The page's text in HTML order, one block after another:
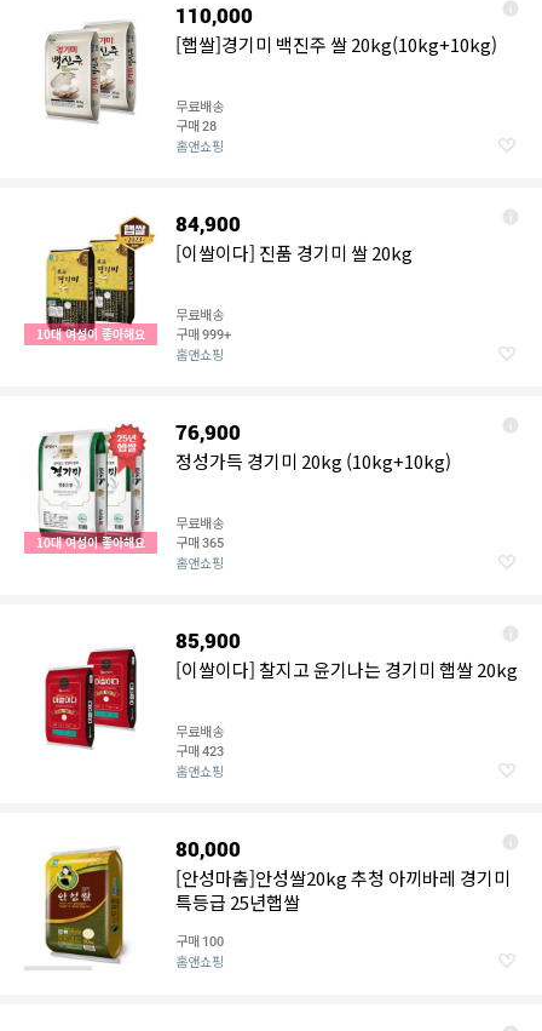
110,000
[햅쌀]경기미 백진주 쌀 20kg(10kg+10kg)
무료배송
구매28
홈앤쇼핑
10대 여성이 좋아해요
84,900
[이쌀이다] 진품 경기미 쌀 20kg
무료배송
구매999+
홈앤쇼핑
10대 여성이 좋아해요
76,900
정성가득 경기미 20kg (10kg+10kg)
무료배송
구매365
홈앤쇼핑
85,900
[이쌀이다] 찰지고 윤기나는 경기미 햅쌀 20kg
무료배송
구매423
홈앤쇼핑
80,000
[안성마춤]안성쌀20kg 추청 아끼바레 경기미
특등급 25년햅쌀
구매 100
홈앤쇼핑